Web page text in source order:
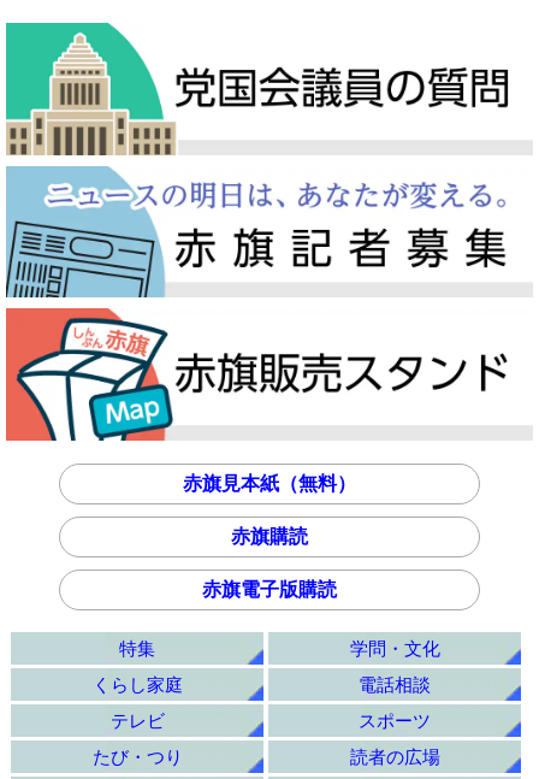
赤旗見本紙（無料）
赤旗購読
赤旗電子版購読
特集
学問・文化
くらし家庭
電話相談
テレビ
スポーツ
たび・つり
読者の広場